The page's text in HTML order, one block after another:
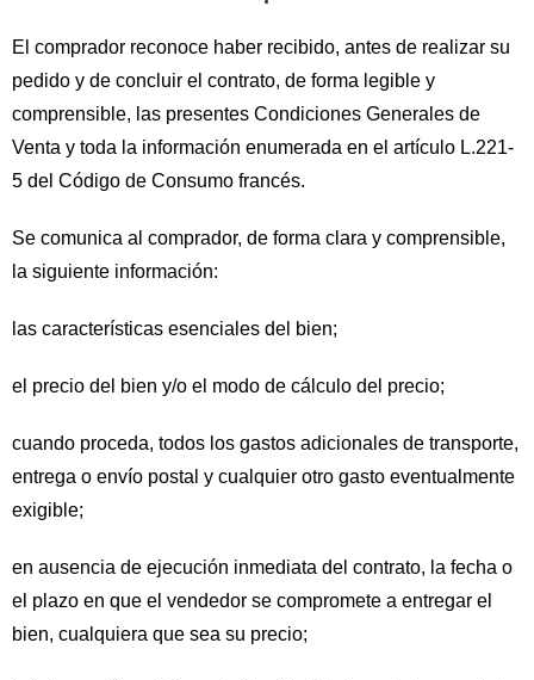
El comprador reconoce haber recibido, antes de realizar su
pedido y de concluir el contrato, de forma legible y
comprensible, las presentes Condiciones Generales de
Venta y toda la información enumerada en el artículo L.221-
5 del Código de Consumo francés.
Se comunica al comprador, de forma clara y comprensible,
la siguiente información:
las características esenciales del bien;
el precio del bien y/o el modo de cálculo del precio;
cuando proceda, todos los gastos adicionales de transporte,
entrega o envío postal y cualquier otro gasto eventualmente
exigible;
en ausencia de ejecución inmediata del contrato, la fecha o
el plazo en que el vendedor se compromete a entregar el
bien, cualquiera que sea su precio;